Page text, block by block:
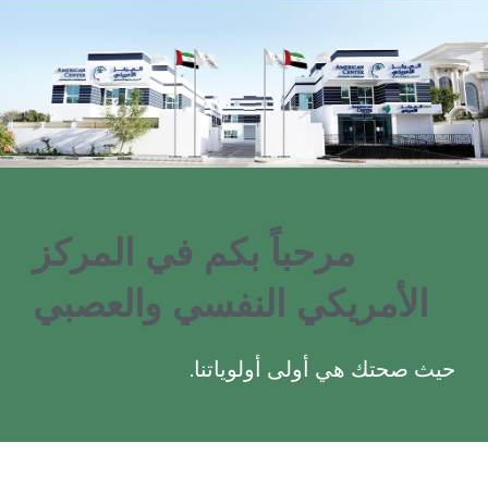
مرحباً بكم في المركز
الأمريكي النفسي والعصبي
حيث صحتك هي أولى أولوياتنا.